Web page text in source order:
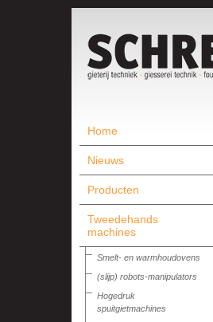
Home
Nieuws
Producten
Tweedehands
machines
Smelt- en warmhoudovens
(slijp) robots-manipulators
Hogedruk
spuitgietmachines